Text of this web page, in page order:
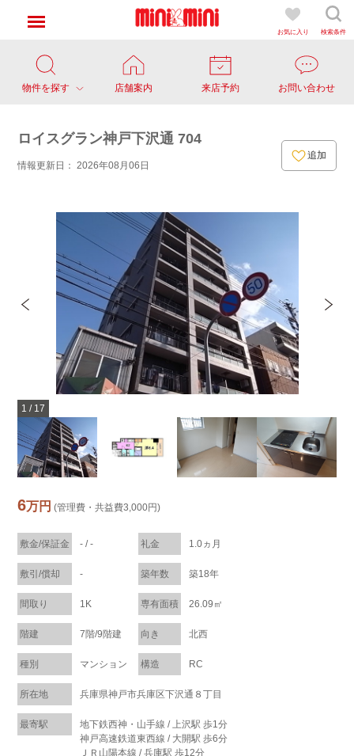
お気に入り 検索条件
物件を探す 店舗案内 来店予約 お問い合わせ
ロイスグラン神戸下沢通 704
情報更新日： 2026年08月06日
追加
1 / 17
6万円 (管理費・共益費3,000円)
敷金/保証金 - / - 礼金 1.0ヵ月
敷引/償却 - 築年数 築18年
間取り 1K 専有面積 26.09㎡
階建 7階/9階建 向き 北西
種別 マンション 構造 RC
所在地 兵庫県神戸市兵庫区下沢通８丁目
最寄駅
地下鉄西神・山手線 / 上沢駅 歩1分
神戸高速鉄道東西線 / 大開駅 歩6分
ＪＲ山陽本線 / 兵庫駅 歩12分